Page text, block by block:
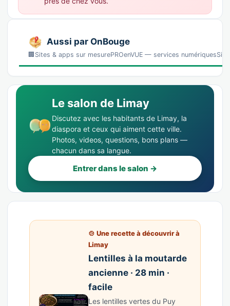
Aussi par OnBouge
🏢Sites & apps sur mesurePROenVUE — services
Le salon de Limay
Discutez avec les habitants de Limay, la
diaspora et ceux qui aiment cette ville.
Photos, videos, questions, bons plans —
chacun dans sa langue.
Entrer dans le salon →
🍲 Une recette à découvrir à
Limay
Lentilles à la moutarde
ancienne · 28 min ·
facile
Les lentilles vertes du Puy